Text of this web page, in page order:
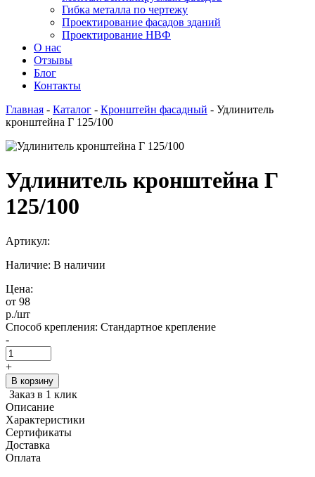
Гибка металла по чертежу
Проектирование фасадов зданий
Проектирование НВФ
О нас
Отзывы
Блог
Контакты
Главная - Каталог - Кронштейн фасадный - Удлинитель
кронштейна Г 125/100
Удлинитель кронштейна Г
125/100
Артикул:
Наличие: В наличии
Цена:
от 98
р./шт
Способ крепления: Стандартное крепление
-
+
В корзину
Заказ в 1 клик
Описание
Характеристики
Сертификаты
Доставка
Оплата